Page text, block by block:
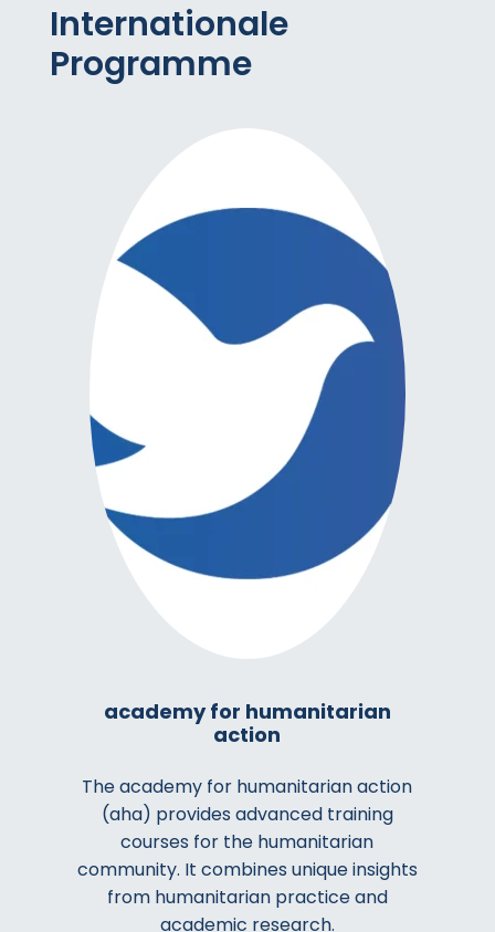
Internationale
Programme
academy for humanitarian
action
The academy for humanitarian action
(aha) provides advanced training
courses for the humanitarian
community. It combines unique insights
from humanitarian practice and
academic research.